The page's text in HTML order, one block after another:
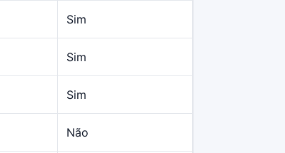
Sim
Sim
Sim
Não